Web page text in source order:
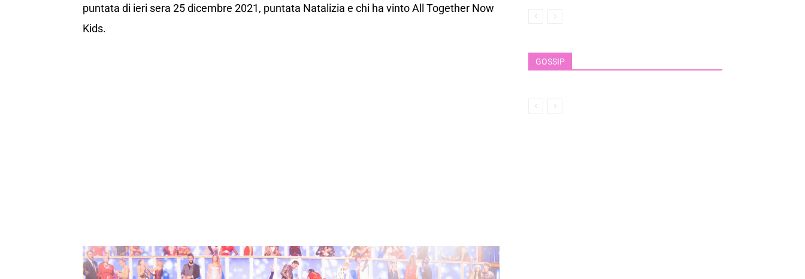
puntata di ieri sera 25 dicembre 2021, puntata Natalizia e chi ha vinto All Together Now
Kids.
GOSSIP